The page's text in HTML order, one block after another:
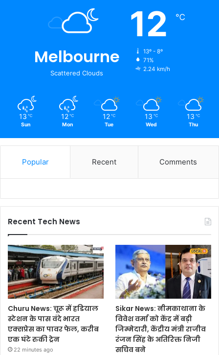
Melbourne
Scattered Clouds
12 ℃
13º - 8º
71%
2.24 km/h
13 ℃
Sun
12 ℃
Mon
12 ℃
Tue
13 ℃
Wed
13 ℃
Thu
Popular Recent Comments
Recent Tech News
Churu News: चूरू में हडियाल
स्टेशन के पास वंदे भारत
एक्सप्रेस का पावर फेल, करीब
एक घंटे रुकी ट्रेन
22 minutes ago
Sikar News: नीमकाथाना के
विवेश वर्मा को केंद्र में बड़ी
जिम्मेदारी, केंद्रीय मंत्री राजीव
रंजन सिंह के अतिरिक्त निजी
सचिव बने